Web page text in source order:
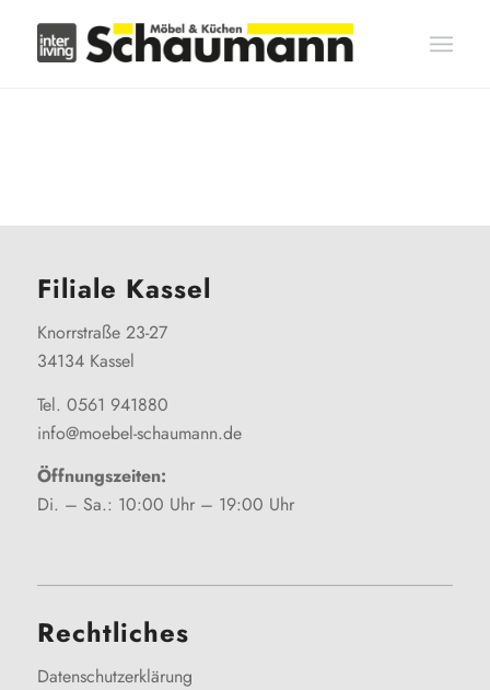
Filiale Kassel
Knorrstraße 23-27
34134 Kassel
Tel. 0561 941880
info@moebel-schaumann.de
Öffnungszeiten:
Di. – Sa.: 10:00 Uhr – 19:00 Uhr
Rechtliches
Datenschutzerklärung